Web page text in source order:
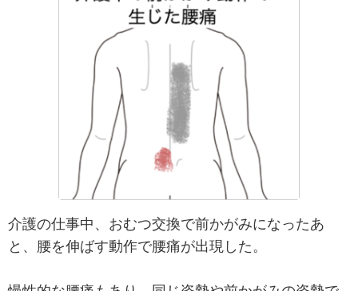
介護の仕事中、おむつ交換で前かがみになったあ
と、腰を伸ばす動作で腰痛が出現した。